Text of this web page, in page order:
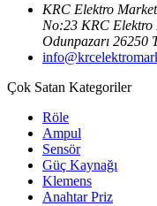
KRC Elektro
No:23 KRC Elektro
Odunpazarı 26250
Çok Satan Kategoriler
Röle
Ampul
Sensör
Güç Kaynağı
Klemens
Anahtar Priz